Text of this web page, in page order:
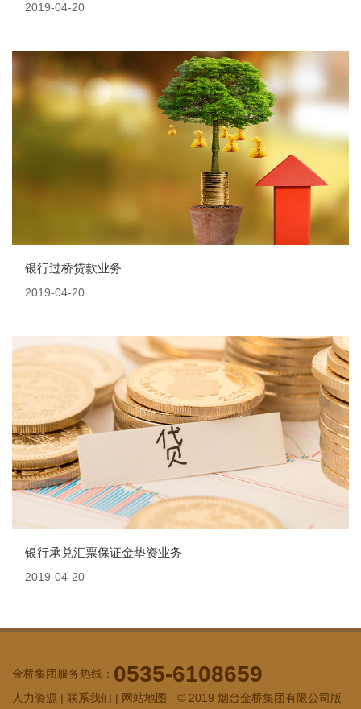
2019-04-20
银行过桥贷款业务
2019-04-20
银行承兑汇票保证金垫资业务
2019-04-20
金桥集团服务热线： 0535-6108659
人力资源 | 联系我们 | 网站地图 - © 2019 烟台金桥集团有限公司版